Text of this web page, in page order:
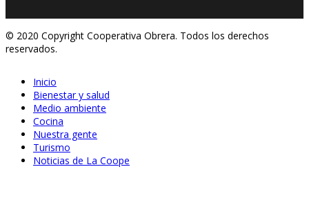
© 2020 Copyright Cooperativa Obrera. Todos los derechos
reservados.
Inicio
Bienestar y salud
Medio ambiente
Cocina
Nuestra gente
Turismo
Noticias de La Coope